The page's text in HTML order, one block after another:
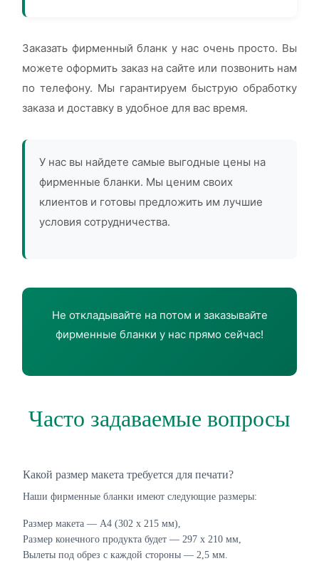
Заказать фирменный бланк у нас очень просто. Вы
можете оформить заказ на сайте или позвонить нам
по телефону. Мы гарантируем быструю обработку
заказа и доставку в удобное для вас время.
У нас вы найдете самые выгодные цены на
фирменные бланки. Мы ценим своих
клиентов и готовы предложить им лучшие
условия сотрудничества.
Не откладывайте на потом и заказывайте
фирменные бланки у нас прямо сейчас!
Часто задаваемые вопросы
Какой размер макета требуется для печати?
Наши фирменные бланки имеют следующие размеры:
Размер макета — А4 (302 х 215 мм),
Размер конечного продукта будет — 297 х 210 мм,
Вылеты под обрез с каждой стороны — 2,5 мм.